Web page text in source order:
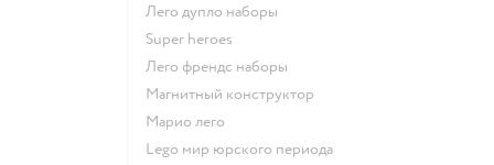
Лего дупло наборы
Super heroes
Лего френдс наборы
Магнитный конструктор
Марио лего
Lego мир юрского периода